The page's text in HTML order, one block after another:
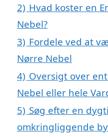
2) Hvad koster en
Nebel?
3) Fordele ved at
Nørre Nebel
4) Oversigt over
Nebel eller hele
5) Søg efter en
omkringliggende